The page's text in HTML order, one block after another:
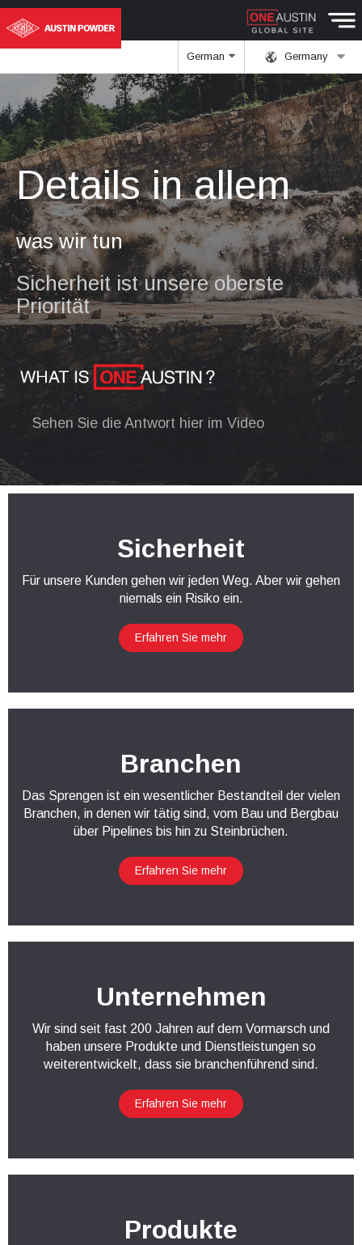
Germany
German
Details in allem
was wir tun
Sicherheit ist unsere oberste
Priorität
Sehen Sie die Antwort hier im Video
Sicherheit
Für unsere Kunden gehen wir jeden Weg. Aber wir gehen
niemals ein Risiko ein.
Erfahren Sie mehr
Branchen
Das Sprengen ist ein wesentlicher Bestandteil der vielen
Branchen, in denen wir tätig sind, vom Bau und Bergbau
über Pipelines bis hin zu Steinbrüchen.
Erfahren Sie mehr
Unternehmen
Wir sind seit fast 200 Jahren auf dem Vormarsch und
haben unsere Produkte und Dienstleistungen so
weiterentwickelt, dass sie branchenführend sind.
Erfahren Sie mehr
Produkte